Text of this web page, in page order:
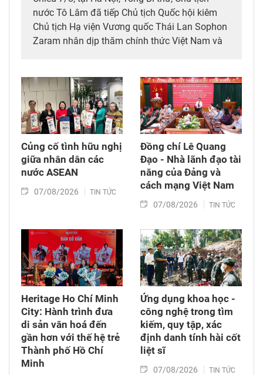
nước Tô Lâm đã tiếp Chủ tịch Quốc hội kiêm
Chủ tịch Hạ viện Vương quốc Thái Lan Sophon
Zaram nhân dịp thăm chính thức Việt Nam và
(6/8/1976 – 6/8/2026).
Củng cố tình hữu nghị
giữa nhân dân các
nước ASEAN
07/08/2026 TIN TỨC
Đồng chí Lê Quang
Đạo - Nhà lãnh đạo tài
năng của Đảng và
cách mạng Việt Nam​
07/08/2026 TIN TỨC
Heritage Ho Chí Minh
City: Hành trình đưa
di sản văn hoá đến
gần hơn với thế hệ trẻ
Thành phố Hồ Chí
Minh
Ứng dụng khoa học -
công nghệ trong tìm
kiếm, quy tập, xác
định danh tính hài cốt
liệt sĩ
07/08/2026 TIN TỨC